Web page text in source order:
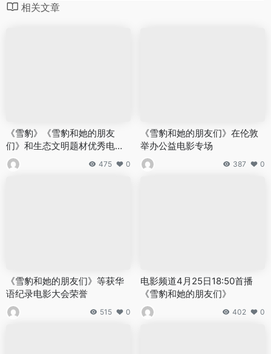
相关文章
《雪豹》《雪豹和她的朋友
们》和生态文明题材优秀电影
创作生产专家研讨会青海召开
475 0
《雪豹和她的朋友们》在伦敦
举办公益电影专场
387 0
《雪豹和她的朋友们》等获华
语纪录电影大会荣誉
515 0
电影频道4月25日18:50首播
《雪豹和她的朋友们》
402 0